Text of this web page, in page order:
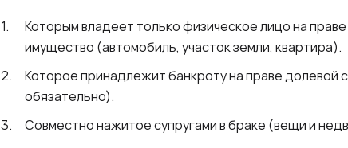
Которым владеет только физическое лицо на
имущество (автомобиль, участок земли, квартира).
Которое принадлежит банкроту на праве
обязательно).
Совместно нажитое супругами в браке (вещи и